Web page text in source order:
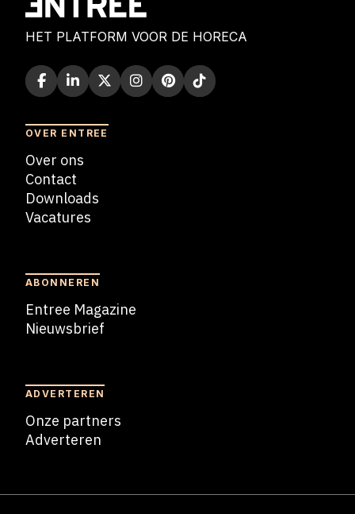
HET PLATFORM VOOR DE HORECA
OVER ENTREE
Over ons
Contact
Downloads
Vacatures
ABONNEREN
Entree Magazine
Nieuwsbrief
ADVERTEREN
Onze partners
Adverteren